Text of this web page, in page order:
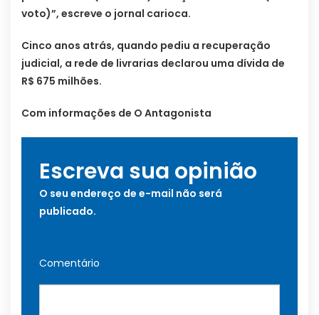
voto)”, escreve o jornal carioca.
Cinco anos atrás, quando pediu a recuperação
judicial, a rede de livrarias declarou uma dívida de
R$ 675 milhões.
Com informações de O Antagonista
Escreva sua opinião
O seu endereço de e-mail não será
publicado.
Comentário